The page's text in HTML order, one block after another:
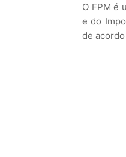
O FPM é
e do
de